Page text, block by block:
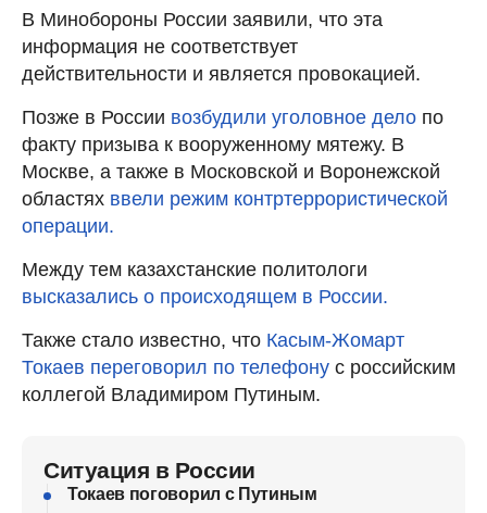
В Минобороны России заявили, что эта
информация не соответствует
действительности и является провокацией.
Позже в России возбудили уголовное дело по
факту призыва к вооруженному мятежу. В
Москве, а также в Московской и Воронежской
областях ввели режим контртеррористической
операции.
Между тем казахстанские политологи
высказались о происходящем в России.
Также стало известно, что Касым-Жомарт
Токаев переговорил по телефону с российским
коллегой Владимиром Путиным.
Ситуация в России
Токаев поговорил с Путиным